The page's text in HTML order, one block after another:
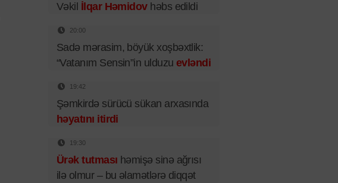
Vəkil İlqar Həmidovhəbs edildi
20:00
Sadə mərasim, böyük xoşbəxtlik:
“Vatanım Sensin”in ulduzu evləndi
19:42
Şəmkirdə sürücü sükan arxasında
həyatını itirdi
19:30
Ürək tutması həmişə sinə ağrısı
ilə olmur – bu əlamətlərə diqqət